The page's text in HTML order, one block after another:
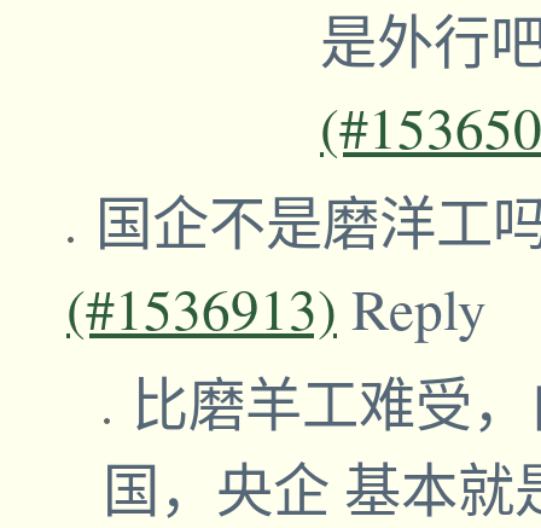
是外行
国企不是磨洋工
(#1536913) Reply
比磨羊工难受
国，央企 基本